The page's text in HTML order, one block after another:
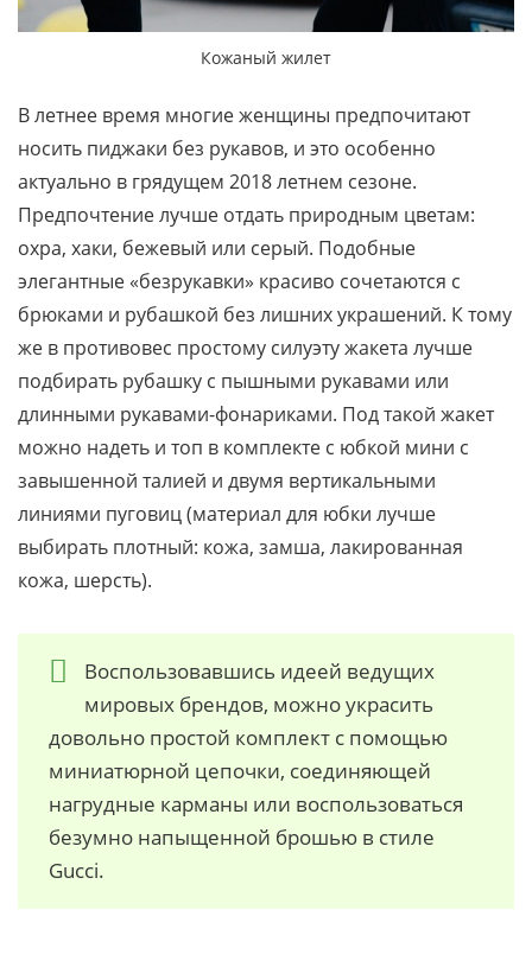
Кожаный жилет
В летнее время многие женщины предпочитают
носить пиджаки без рукавов, и это особенно
актуально в грядущем 2018 летнем сезоне.
Предпочтение лучше отдать природным цветам:
охра, хаки, бежевый или серый. Подобные
элегантные «безрукавки» красиво сочетаются с
брюками и рубашкой без лишних украшений. К тому
же в противовес простому силуэту жакета лучше
подбирать рубашку с пышными рукавами или
длинными рукавами-фонариками. Под такой жакет
можно надеть и топ в комплекте с юбкой мини с
завышенной талией и двумя вертикальными
линиями пуговиц (материал для юбки лучше
выбирать плотный: кожа, замша, лакированная
кожа, шерсть).
Воспользовавшись идеей ведущих
мировых брендов, можно украсить
довольно простой комплект с помощью
миниатюрной цепочки, соединяющей
нагрудные карманы или воспользоваться
безумно напыщенной брошью в стиле
Gucci.